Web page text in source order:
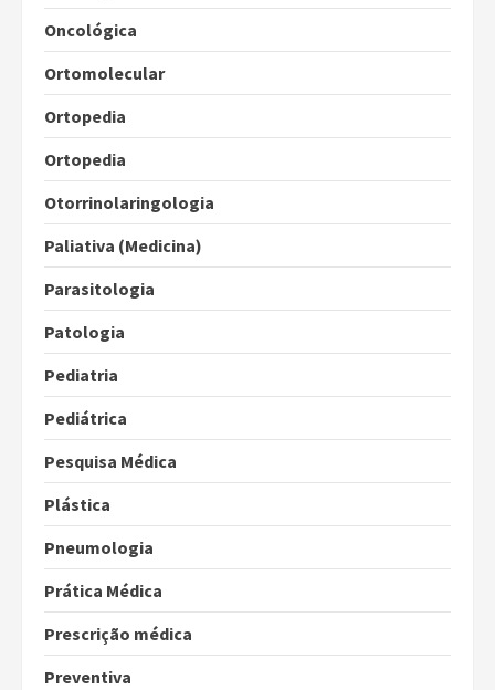
Oncológica
Ortomolecular
Ortopedia
Ortopedia
Otorrinolaringologia
Paliativa (Medicina)
Parasitologia
Patologia
Pediatria
Pediátrica
Pesquisa Médica
Plástica
Pneumologia
Prática Médica
Prescrição médica
Preventiva